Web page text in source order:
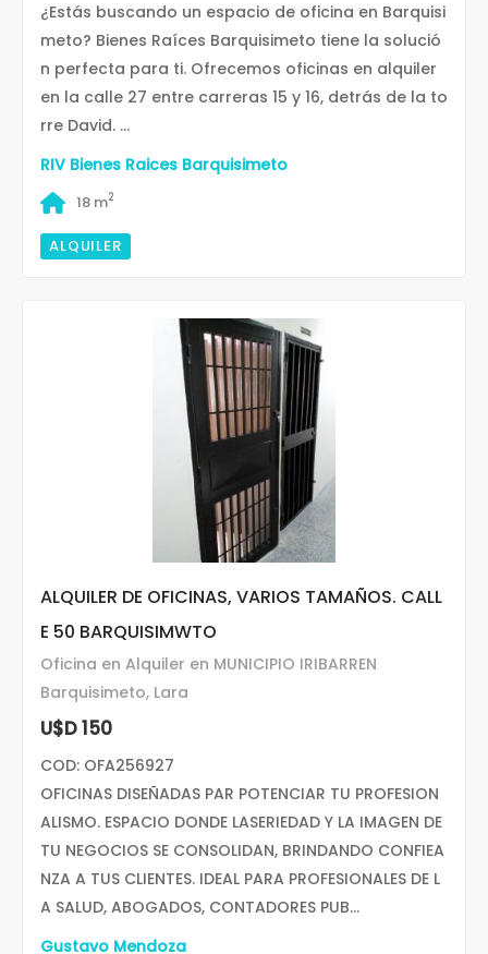
¿Estás buscando un espacio de oficina en Barquisi
meto? Bienes Raíces Barquisimeto tiene la solució
n perfecta para ti. Ofrecemos oficinas en alquiler
en la calle 27 entre carreras 15 y 16, detrás de la to
rre David. ...
RIV Bienes Raices Barquisimeto
18 m2
ALQUILER
ALQUILER DE OFICINAS, VARIOS TAMAÑOS. CALL
E 50 BARQUISIMWTO
Oficina en Alquiler en MUNICIPIO IRIBARREN
Barquisimeto, Lara
U$D 150
COD: OFA256927
OFICINAS DISEÑADAS PAR POTENCIAR TU PROFESION
ALISMO. ESPACIO DONDE LASERIEDAD Y LA IMAGEN DE
TU NEGOCIOS SE CONSOLIDAN, BRINDANDO CONFIEA
NZA A TUS CLIENTES. IDEAL PARA PROFESIONALES DE L
A SALUD, ABOGADOS, CONTADORES PUB...
Gustavo Mendoza